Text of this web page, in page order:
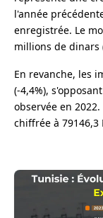
l'année
enregistrée. Le
millions de dinars
En revanche, les
(-4,4%),
observée en
chiffrée à 79146,3